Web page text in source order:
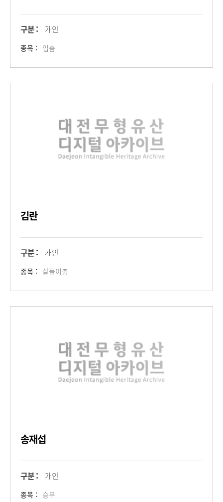
구분 : 개인
종목 : 입춤
김란
구분 : 개인
종목 : 살풀이춤
송재섭
구분 : 개인
종목 : 승무